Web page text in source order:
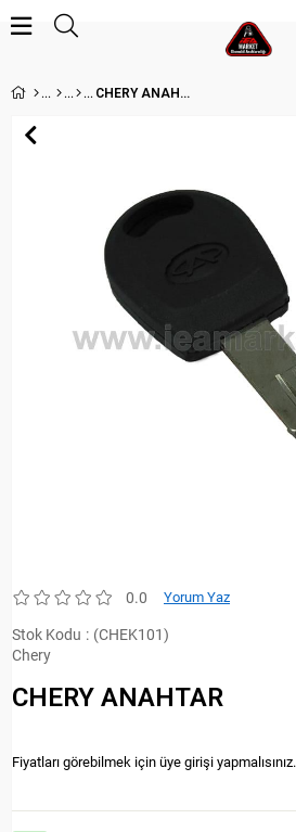
CHERY ANAHTAR
0.0 Yorum Yaz
Stok Kodu
(CHEK101)
Chery
CHERY ANAHTAR
Fiyatları görebilmek için üye girişi yapmalısınız.